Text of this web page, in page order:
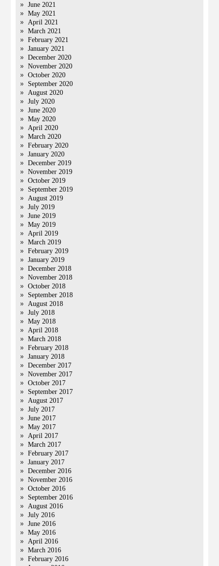
June 2021
May 2021
April 2021
March 2021
February 2021
January 2021
December 2020
November 2020
October 2020
September 2020
August 2020
July 2020
June 2020
May 2020
April 2020
March 2020
February 2020
January 2020
December 2019
November 2019
October 2019
September 2019
August 2019
July 2019
June 2019
May 2019
April 2019
March 2019
February 2019
January 2019
December 2018
November 2018
October 2018
September 2018
August 2018
July 2018
May 2018
April 2018
March 2018
February 2018
January 2018
December 2017
November 2017
October 2017
September 2017
August 2017
July 2017
June 2017
May 2017
April 2017
March 2017
February 2017
January 2017
December 2016
November 2016
October 2016
September 2016
August 2016
July 2016
June 2016
May 2016
April 2016
March 2016
February 2016